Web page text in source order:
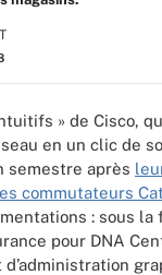
» de Cisco,
en un clic de
semestre après
commutateurs
: sous la
pour DNA
d’administration